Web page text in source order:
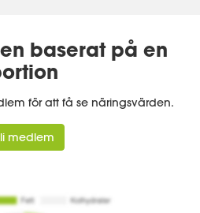
baserat på en
för att få se näringsvärden.
medlem